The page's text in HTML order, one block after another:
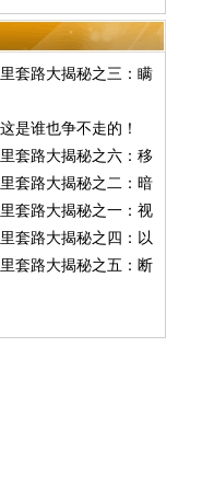
套路大揭秘之三：瞒
是谁也争不走的！
套路大揭秘之六：移
套路大揭秘之二：暗
套路大揭秘之一：视
套路大揭秘之四：以
套路大揭秘之五：断